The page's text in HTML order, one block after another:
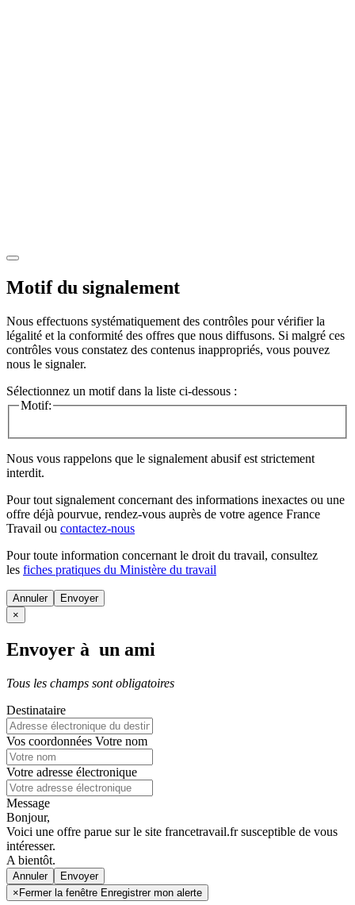
Motif du signalement
Nous effectuons systématiquement des contrôles pour vérifier la
légalité et la conformité des offres que nous diffusons. Si malgré ces
contrôles vous constatez des contenus inappropriés, vous pouvez
nous le signaler.
Sélectionnez un motif dans la liste ci-dessous :
Motif:
Nous vous rappelons que le signalement abusif est strictement
interdit.
Pour tout signalement concernant des informations inexactes ou une
offre déjà pourvue, rendez-vous auprès de votre agence France
Travail ou contactez-nous
Pour toute information concernant le droit du travail, consultez
les fiches pratiques du Ministère du travail
Annuler
×
Envoyer à un ami
Tous les champs sont obligatoires
Destinataire
Vos coordonnées Votre nom
Votre adresse électronique
Message
Bonjour,
Voici une offre parue sur le site francetravail.fr susceptible de vous
intéresser.
A bientôt.
Annuler
× Fermer la fenêtre Enregistrer mon alerte